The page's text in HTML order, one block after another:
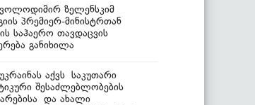
ვოლოდიმირ ზელენსკიმ
პრემიერ-მინისტრთან
საჰაერო თავდაცვის
განიხილა
უკრაინას აქვს საკუთარი
შესაძლებლობების
და ახალი